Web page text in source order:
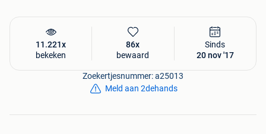
11.221x
bekeken
86x
bewaard
Sinds
20 nov '17
Zoekertjesnummer: a25013
Meld aan 2dehands